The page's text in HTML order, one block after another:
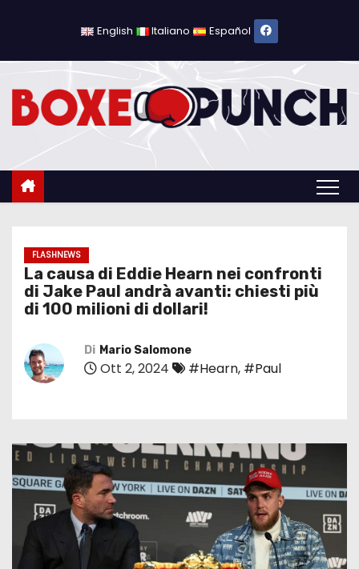
c
English Italiano Español
FLASHNEWS
La causa di Eddie Hearn nei confronti
di Jake Paul andrà avanti: chiesti più
di 100 milioni di dollari!
Di Mario Salomone
Ott 2, 2024 #Hearn, #Paul